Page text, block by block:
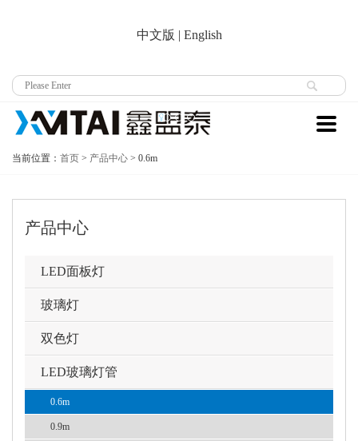
中文版 | English
当前位置： 首页 > 产品中心 > 0.6m
产品中心
LED面板灯
玻璃灯
双色灯
LED玻璃灯管
0.6m
0.9m